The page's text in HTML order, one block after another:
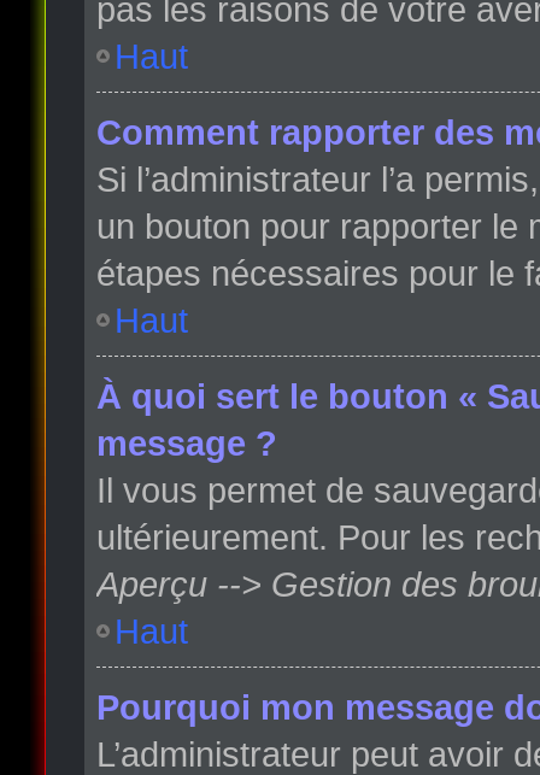
pas les raisons de votre
Haut
Comment rapporter des
Si l’administrateur l’a
un bouton pour rapporter le
étapes nécessaires pour le
Haut
À quoi sert le bouton «
message ?
Il vous permet de
ultérieurement. Pour les
Aperçu --> Gestion des
Haut
Pourquoi mon message
L’administrateur peut avoir